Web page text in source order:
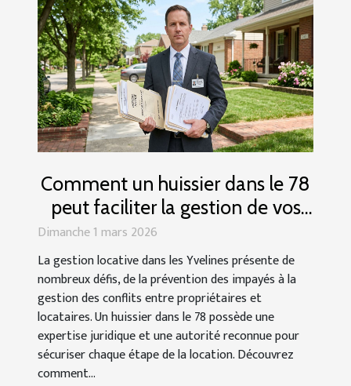
Comment un huissier dans le 78
peut faciliter la gestion de vos
biens locatifs
Dimanche 1 mars 2026
La gestion locative dans les Yvelines présente de
nombreux défis, de la prévention des impayés à la
gestion des conflits entre propriétaires et
locataires. Un huissier dans le 78 possède une
expertise juridique et une autorité reconnue pour
sécuriser chaque étape de la location. Découvrez
comment...